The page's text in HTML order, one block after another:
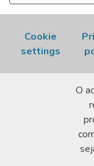
Cookie
settings
O